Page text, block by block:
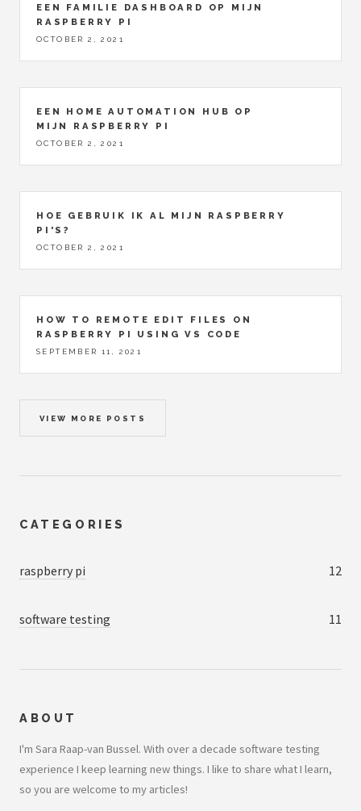
EEN FAMILIE DASHBOARD OP MIJN
RASPBERRY PI
OCTOBER 2, 2021
EEN HOME AUTOMATION HUB OP
MIJN RASPBERRY PI
OCTOBER 2, 2021
HOE GEBRUIK IK AL MIJN RASPBERRY
PI'S?
OCTOBER 2, 2021
HOW TO REMOTE EDIT FILES ON
RASPBERRY PI USING VS CODE
SEPTEMBER 11, 2021
VIEW MORE POSTS
CATEGORIES
raspberry pi 12
software testing 11
ABOUT
I'm Sara Raap-van Bussel. With over a decade software testing
experience I keep learning new things. I like to share what I learn,
so you are welcome to my articles!